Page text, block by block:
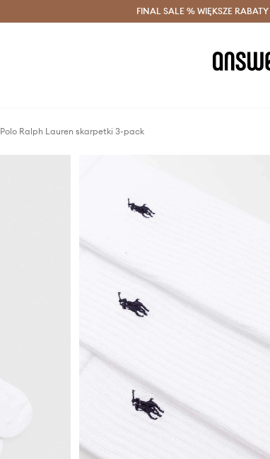
Oszczędzaj z Answear Club >
FINAL SALE % WIĘKSZE
Polo Ralph Lauren skarpetki 3-pack